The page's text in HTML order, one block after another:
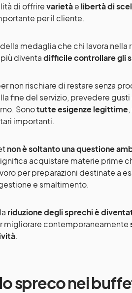
di offrirevarietàe libertà di
per il cliente.
della medaglia che chi lavora
più diventadifficile controllare gli
non rischiare di restare senza
fine del servizio, prevedere
Sonotutte esigenze legittime
importanti.
non è soltanto una questione
acquistare materie prime
per preparazioni destinate a
e smaltimento.
riduzione degli sprechi è
migliorare contemporaneamente
.
spreco nei